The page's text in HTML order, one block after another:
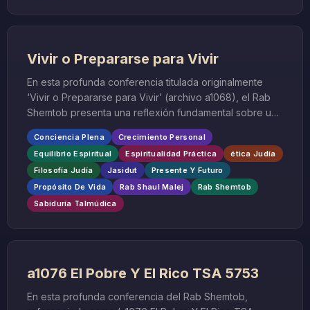
Vivir o Prepararse para Vivir
En esta profunda conferencia titulada originalmente
‘Vivir o Prepararse para Vivir’ (archivo a1068), el Rab
Shemtob presenta una reflexión fundamental sobre uno
de los dilemas más significativos de la experiencia
humana: la tensión entre vivir plenamente el presente y
prepararse constantemente para el futuro. Esta
enseñanza, basada en las palabras del Rab Shaul
Malej, ofrece una perspectiva única desde la sabiduría
de la Toráh sobre cómo encontrar el equilibrio entre la
Conciencia Plena
Crecimiento Personal
Equilibrio Espiritual
Espiritualidad Práctica
ética Judía
Filosofía Judía
Jasidut
Presente Y Futuro
Propósito De Vida
Rab Shaul Malej
Rab Shemtob
Sabiduría Talmúdica
a1076 El Pobre Y El Rico TSA 5753
En esta profunda conferencia del Rab Shemtob,